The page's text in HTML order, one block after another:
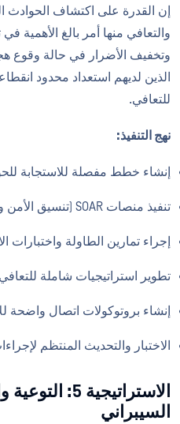
إن القدرة على اكتشاف الحوادث
والتعافي منها أمر بالغ
وتخفيف الأضرار في حالة وقوع
الذين لديهم استعداد محدود
للتعافي.
نهج التنفيذ:
إنشاء خطط مفصلة للاستجابة
تنفيذ منصات SOAR (تنسيق الأمن والأتمتة والاستجابة)
إجراء تمارين الطاولة
تطوير استراتيجيات شاملة
إنشاء بروتوكولات اتصال واضحة
الاختبار والتحديث المنتظم
الاستراتيجية
السيبراني